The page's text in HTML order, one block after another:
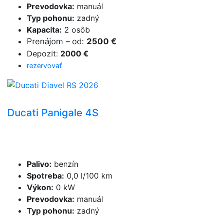
Prevodovka: manuál
Typ pohonu: zadný
Kapacita: 2 osôb
Prenájom – od: 2500 €
Depozit: 2000 €
rezervovať
Ducati Panigale 4S
Palivo: benzín
Spotreba: 0,0 l/100 km
Výkon: 0 kW
Prevodovka: manuál
Typ pohonu: zadný